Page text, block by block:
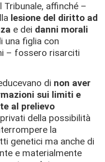
Tribunale, affinché –
lesione del diritto ad
e dei danni morali
una figlia con
– fossero risarciti
di non aver
sui limiti e
al prelievo
della possibilità
la
genetici ma anche di
e materialmente